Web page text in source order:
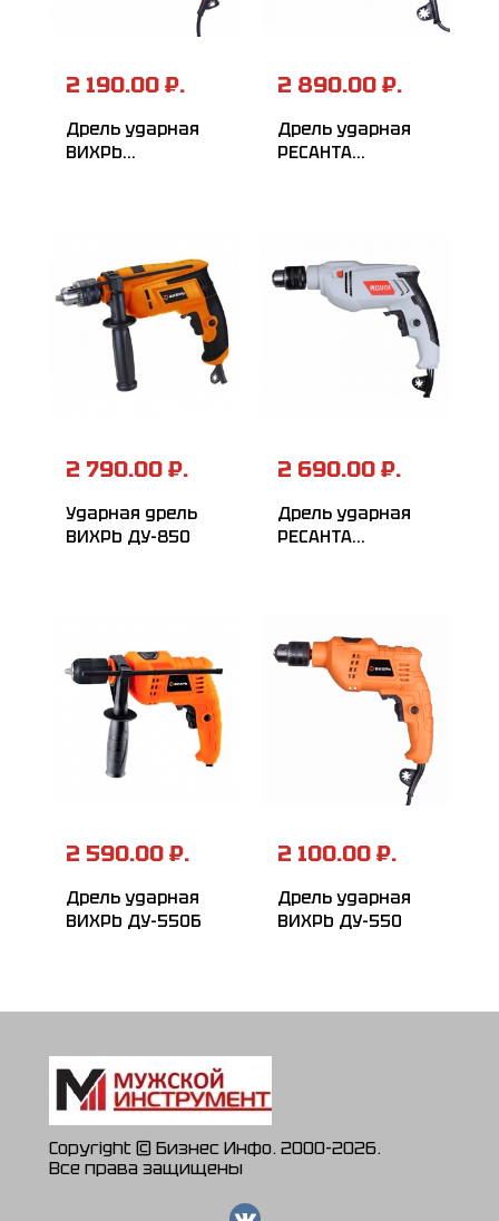
2 190.00 ₽.
Дрель ударная
ВИХРЬ
2 890.00 ₽.
Дрель ударная
РЕСАНТА
2 790.00 ₽.
Ударная дрель
ВИХРЬ ДУ-850
2 690.00 ₽.
Дрель ударная
РЕСАНТА
2 590.00 ₽.
Дрель ударная
ВИХРЬ ДУ-550Б
2 100.00 ₽.
Дрель ударная
ВИХРЬ ДУ-550
Copyright © Бизнес Инфо. 2000-2026.
Все права защищены